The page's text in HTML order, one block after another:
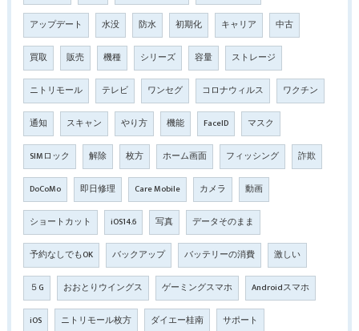
アップデート 水没 防水 初期化 キャリア 中古
買取 販売 機種 シリーズ 容量 ストレージ
ニトリモール テレビ ワンセグ コロナウィルス ワクチン
通知 スキャン やり方 機能 FaceID マスク
SIMロック 解除 枚方 ホーム画面 フィッシング 詐欺
DoCoMo 即日修理 Care Mobile カメラ 動画
ショートカット iOS14.6 写真 データそのまま
予約なしでもOK バックアップ バッテリーの消費 激しい
５G おおとりウイングス ゲーミングスマホ Androidスマホ
iOS ニトリモール枚方 ダイエー桂南 サポート